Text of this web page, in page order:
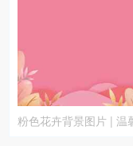
粉色花卉背景图片 | 温